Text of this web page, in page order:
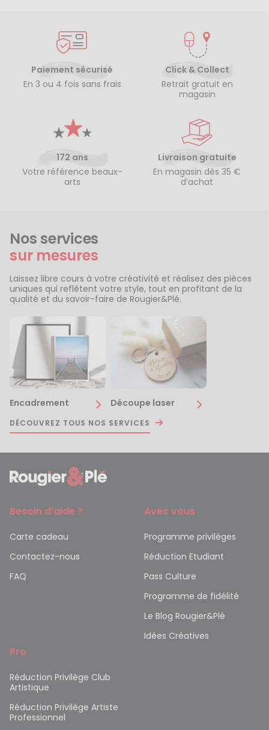
Paiement sécurisé
En 3 ou 4 fois sans frais
Click & Collect
Retrait gratuit en
magasin
172 ans
Votre référence beaux-
arts
Livraison gratuite
En magasin dès 35 €
d’achat
Nos services
sur mesures
Laissez libre cours à votre créativité et réalisez des pièces
uniques qui reflètent votre style, tout en profitant de la
qualité et du savoir-faire de Rougier&Plé.
Encadrement Découpe laser
DÉCOUVREZ TOUS NOS SERVICES
Besoin d’aide ?
Carte cadeau
Contactez-nous
FAQ
Avec vous
Programme privilèges
Réduction Etudiant
Pass Culture
Programme de fidélité
Le Blog Rougier&Plé
Idées Créatives
Pro
Réduction Privilège Club
Artistique
Réduction Privilège Artiste
Professionnel